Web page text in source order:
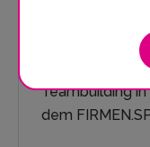
Firmenfeier
Teambuilding
dem